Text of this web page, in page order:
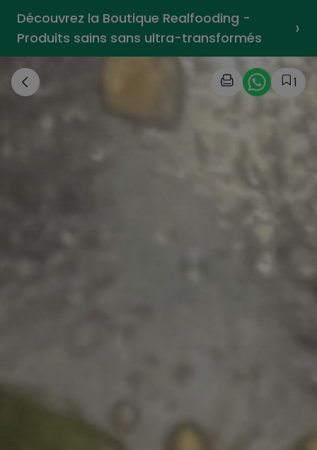
Découvrez la Boutique Realfooding -
Produits sains sans ultra-transformés
›
1